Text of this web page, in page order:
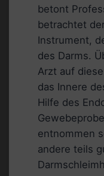
betont
betrachtet
Instrument,
des Darms.
Arzt auf
das Innere
Hilfe des
entnommen
andere teils